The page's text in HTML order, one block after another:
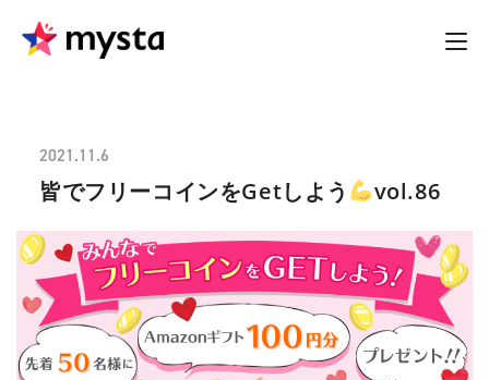
2021.11.6
皆でフリーコインをGetしよう vol.86